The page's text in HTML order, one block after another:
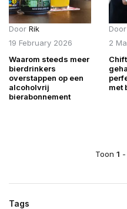
Door Rik
19 February 2026
Waarom steeds meer
bierdrinkers
overstappen op een
alcoholvrij
bierabonnement
Door
2
met
Toon 1 -
Tags